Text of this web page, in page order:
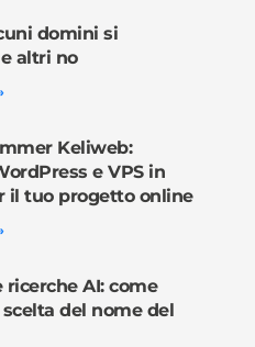
domini si
altri no
Keliweb:
e VPS in
il tuo progetto online
ricerche AI: come
del nome del